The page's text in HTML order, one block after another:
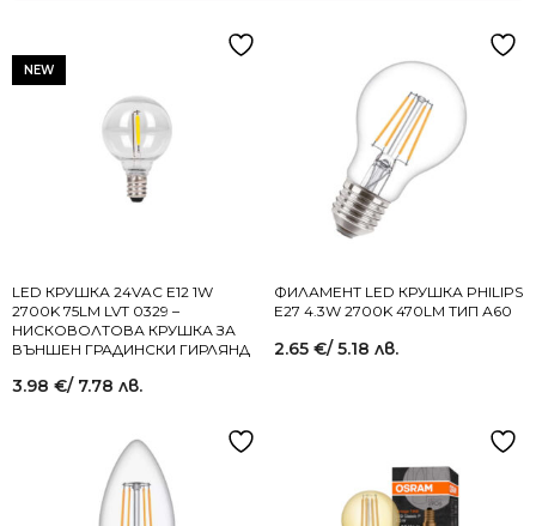
NEW
LED КРУШКА 24VAC E12 1W
2700K 75LM LVT 0329 –
НИСКОВОЛТОВА КРУШКА ЗА
ВЪНШЕН ГРАДИНСКИ ГИРЛЯНД
3.98 €/ 7.78 лв.
ФИЛАМЕНТ LED КРУШКА PHILIPS
E27 4.3W 2700K 470LM ТИП А60
2.65 €/ 5.18 лв.